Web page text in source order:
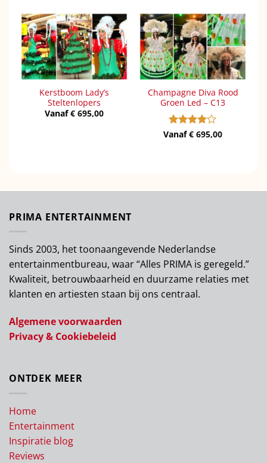
Kerstboom Lady’s
Steltenlopers
Vanaf€ 695,00
Champagne Diva Rood
Groen Led – C13
Gewaardeerd
Vanaf€ 695,00
PRIMA ENTERTAINMENT
Sinds 2003, het toonaangevende Nederlandse
entertainmentbureau, waar “Alles PRIMA is geregeld.”
Kwaliteit, betrouwbaarheid en duurzame relaties met
klanten en artiesten staan bij ons centraal.
Algemene voorwaarden
Privacy & Cookiebeleid
ONTDEK MEER
Home
Entertainment
Inspiratie blog
Reviews